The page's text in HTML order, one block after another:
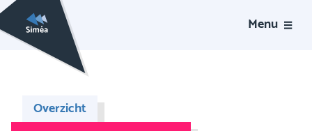
Menu
Overzicht